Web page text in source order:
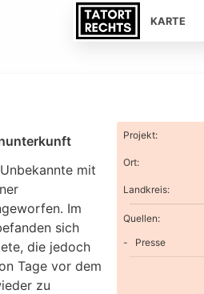
KARTE
mit
Im
sich
die jedoch
Tage vor dem
zu
Projekt:
Ort:
Landkreis:
Quellen:
Presse